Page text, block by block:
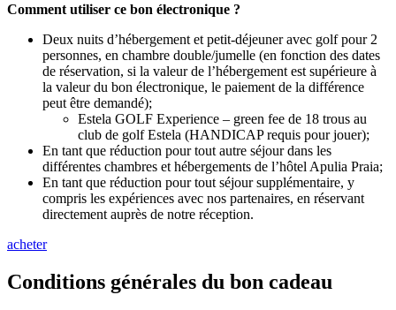
Comment utiliser ce bon électronique ?
Deux nuits d’hébergement et petit-déjeuner avec golf pour 2
personnes, en chambre double/jumelle (en fonction des dates
de réservation, si la valeur de l’hébergement est supérieure à
la valeur du bon électronique, le paiement de la différence
peut être demandé);
Estela GOLF Experience – green fee de 18 trous au
club de golf Estela (HANDICAP requis pour jouer);
En tant que réduction pour tout autre séjour dans les
différentes chambres et hébergements de l’hôtel Apulia Praia;
En tant que réduction pour tout séjour supplémentaire, y
compris les expériences avec nos partenaires, en réservant
directement auprès de notre réception.
acheter
Conditions générales du bon cadeau